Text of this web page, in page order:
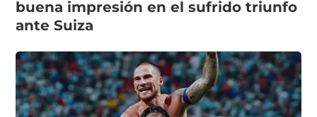
buena impresión en el sufrido triunfo
ante Suiza